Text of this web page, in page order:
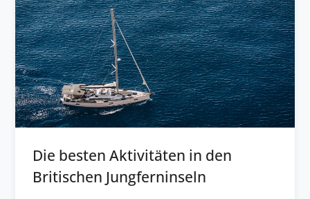
Die besten Aktivitäten in den
Britischen Jungferninseln